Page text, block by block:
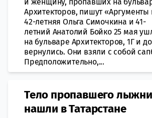
Архитекторов, пишут
42-летняя Ольга Симочкина и 41-
летний Анатолий Бойко 25 мая
на бульваре Архитекторов, 1Г и
вернулись. Они взяли с собой
Предположительно,...
Тело пропавшего
нашли в Татарстане